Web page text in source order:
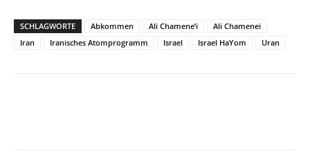
SCHLAGWORTE Abkommen Ali Chamene’i
Ali Chamenei
Iran
Iranisches Atomprogramm Israel Israel HaYom Uran